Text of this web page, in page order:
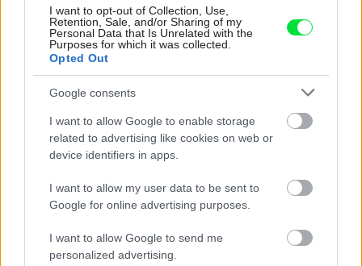
I want to opt-out of Collection, Use,
Retention, Sale, and/or Sharing of my
Personal Data that Is Unrelated with the
Purposes for which it was collected.
Opted Out
Google consents
I want to allow Google to enable storage
related to advertising like cookies on web or
device identifiers in apps.
I want to allow my user data to be sent to
Google for online advertising purposes.
I want to allow Google to send me
personalized advertising.
ako malý raj
K bytu ladili aj škáry v obklade. Majitelia zbúrali
stereotyp, bývanie vyzerá ako z filmov svojského
režiséra
hladšie a pevnejšie. Starý trik z hotelov poznali už
naše babičky
Za nenápadnou fasádou sa skrýva miesto
perfektný relax
Inšpirácie